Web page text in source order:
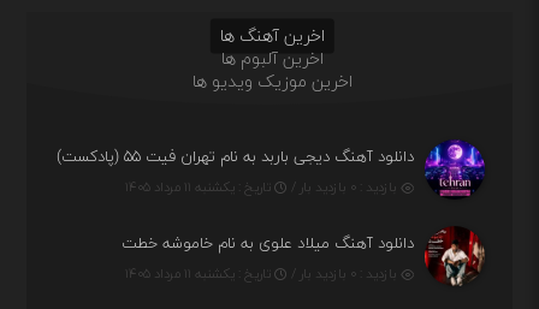
اخرین آهنگ ها
اخرین آلبوم ها
اخرین موزیک ویدیو ها
دانلود آهنگ دیجی باربد به نام تهران فیت ۵۵ (پادکست)
بازدید : ۰ بازدید بار / تاریخ : یکشنبه ۱۱ مرداد ۱۴۰۵
دانلود آهنگ میلاد علوی به نام خاموشه خطت
بازدید : ۰ بازدید بار / تاریخ : یکشنبه ۱۱ مرداد ۱۴۰۵